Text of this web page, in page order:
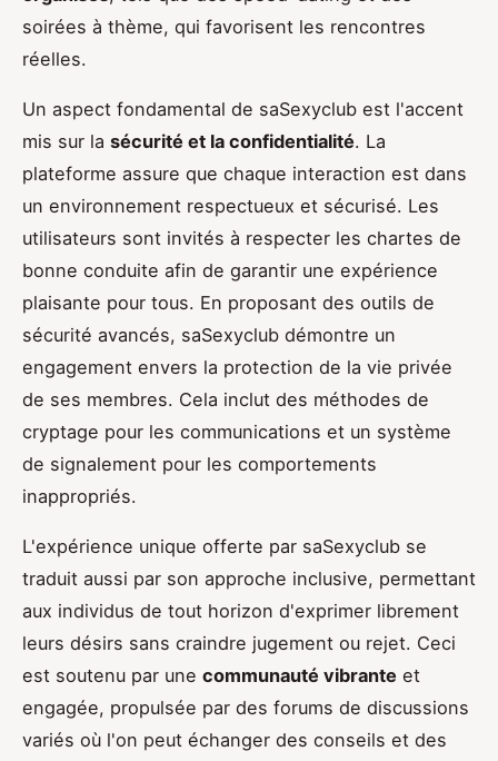
soirées à thème, qui favorisent les rencontres
réelles.
Un aspect fondamental de saSexyclub est l'accent
mis sur la sécurité et la confidentialité. La
plateforme assure que chaque interaction est dans
un environnement respectueux et sécurisé. Les
utilisateurs sont invités à respecter les chartes de
bonne conduite afin de garantir une expérience
plaisante pour tous. En proposant des outils de
sécurité avancés, saSexyclub démontre un
engagement envers la protection de la vie privée
de ses membres. Cela inclut des méthodes de
cryptage pour les communications et un système
de signalement pour les comportements
inappropriés.
L'expérience unique offerte par saSexyclub se
traduit aussi par son approche inclusive, permettant
aux individus de tout horizon d'exprimer librement
leurs désirs sans craindre jugement ou rejet. Ceci
est soutenu par une communauté vibrante et
engagée, propulsée par des forums de discussions
variés où l'on peut échanger des conseils et des